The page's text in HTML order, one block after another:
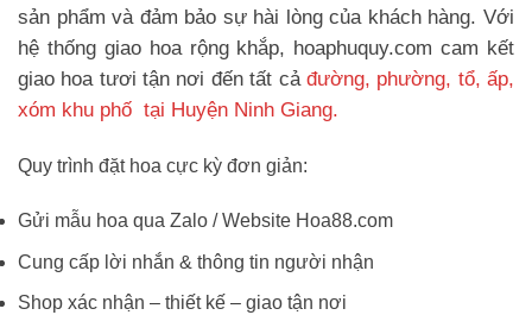
sản phẩm và đảm bảo sự hài lòng của khách hàng. Với
hệ thống giao hoa rộng khắp, hoaphuquy.com cam kết
giao hoa tươi tận nơi đến tất cả đường, phường, tổ, ấp,
xóm khu phố tại Huyện Ninh Giang.
Quy trình đặt hoa cực kỳ đơn giản:
Gửi mẫu hoa qua Zalo / Website Hoa88.com
Cung cấp lời nhắn & thông tin người nhận
Shop xác nhận – thiết kế – giao tận nơi